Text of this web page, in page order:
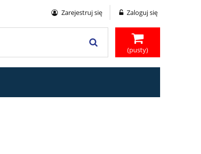
Zarejestruj się Zaloguj się
(pusty)